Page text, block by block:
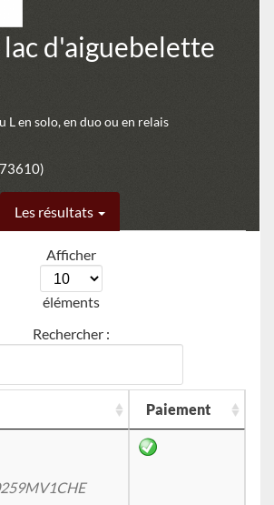
d'aiguebelette
L en solo, en duo ou en relais
Les résultats
Afficher
éléments
Rechercher :
Paiement